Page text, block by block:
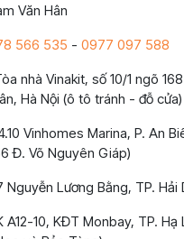
Văn Hân
566 535 - 0977 097 588
nhà Vinakit, số 10/1 ngõ
Hà Nội (ô tô tránh - đỗ cửa)
Vinhomes Marina, P. An
Đ. Võ Nguyên Giáp)
Nguyễn Lương Bằng, TP. Hải
A12-10, KĐT Monbay, TP. Hạ